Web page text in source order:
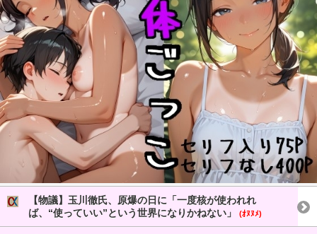
【物議】玉川徹氏、原爆の日に「一度核が使われれ
ば、“使っていい”という世界になりかねない」
(ｵﾇﾇﾒ)